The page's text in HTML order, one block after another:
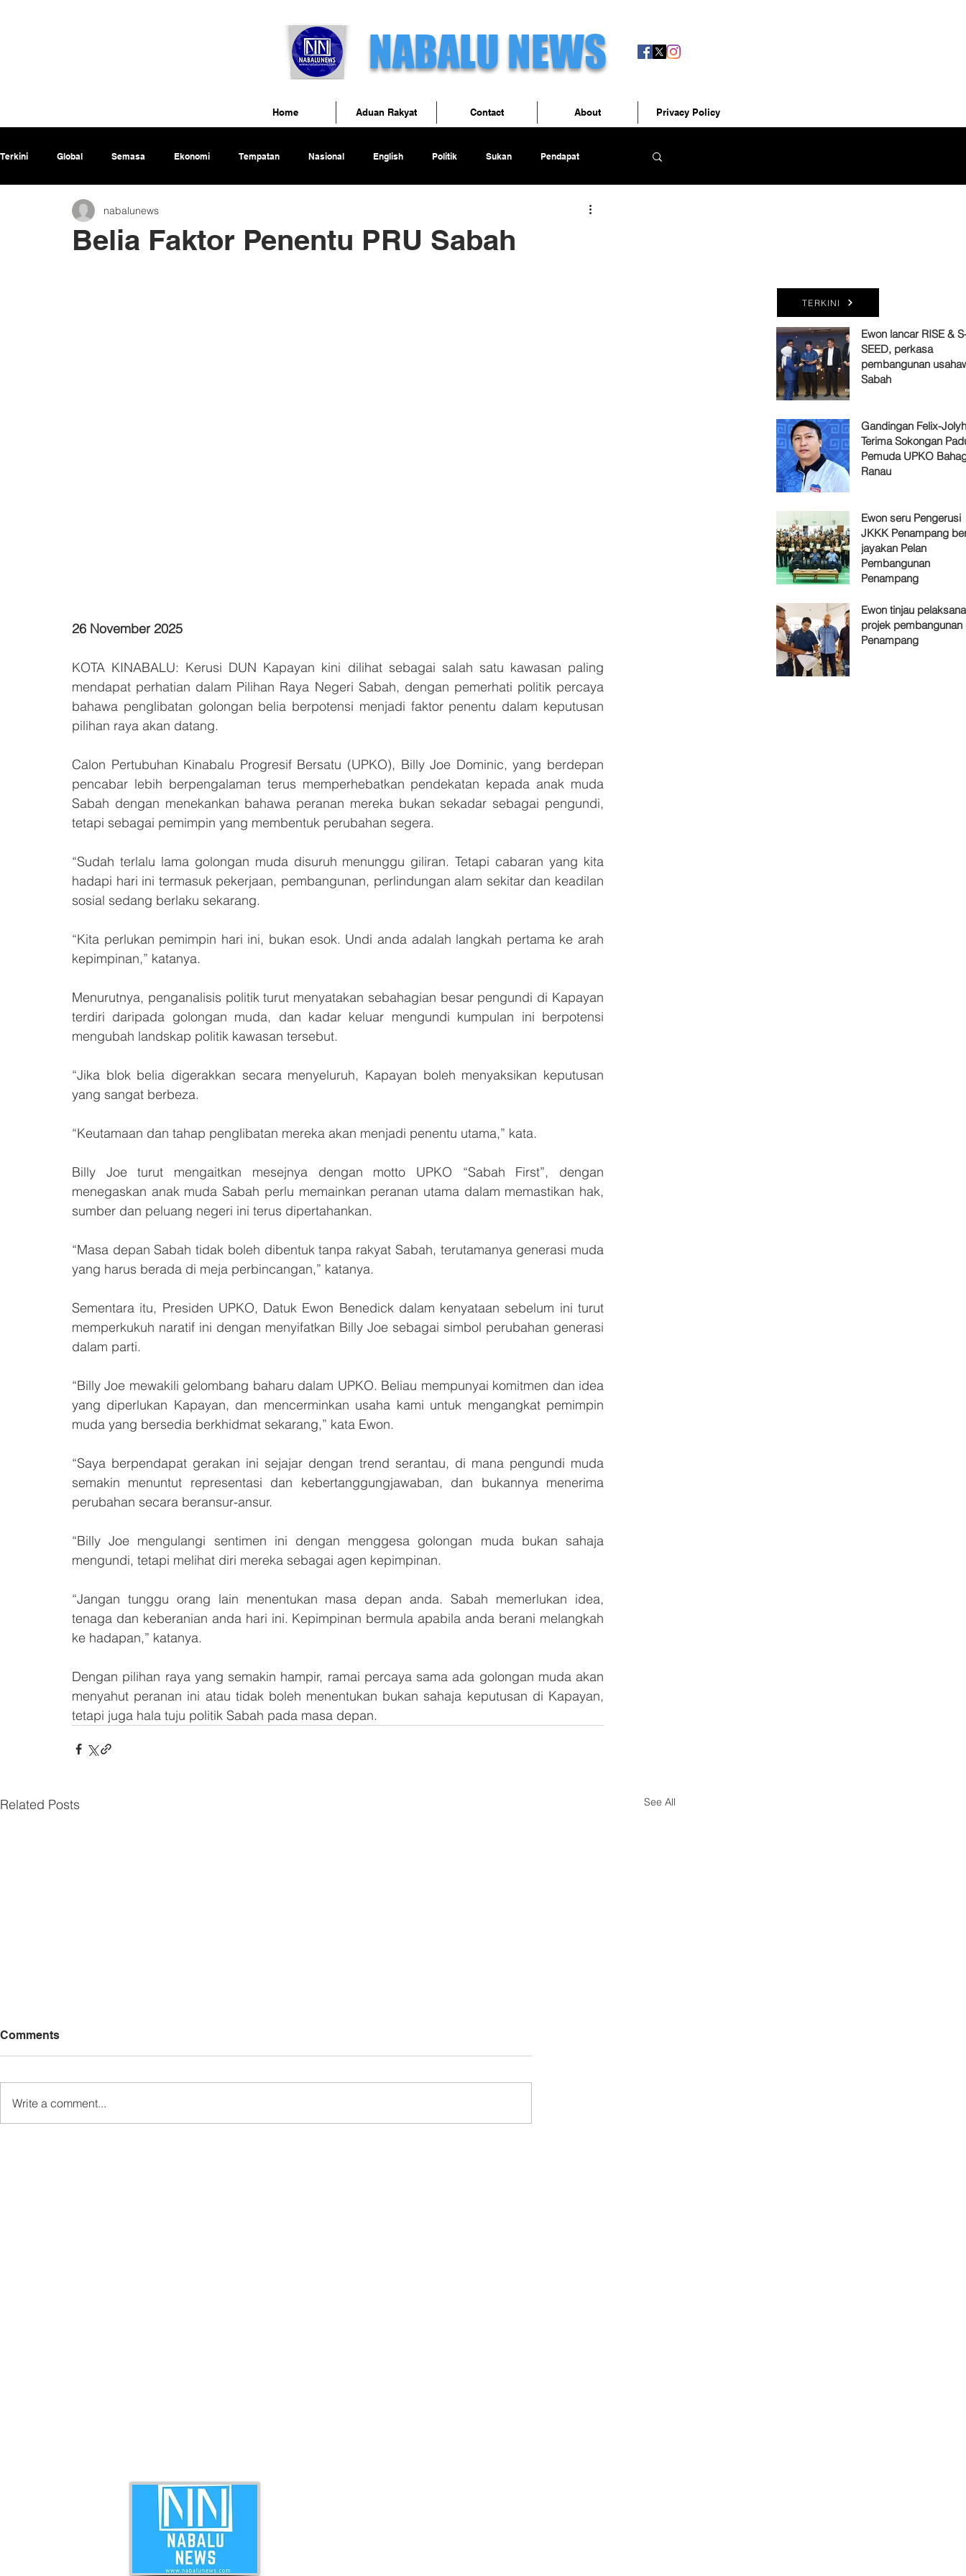
NABALU NEWS
Terkini Global Semasa Ekonomi Tempatan Nasional English Politik Sukan Pendapat
Belia Faktor Penentu PRU Sabah
nabalunews
26 November 2025
KOTA KINABALU: Kerusi DUN Kapayan kini dilihat sebagai salah satu kawasan paling
mendapat perhatian dalam Pilihan Raya Negeri Sabah, dengan pemerhati politik percaya
bahawa penglibatan golongan belia berpotensi menjadi faktor penentu dalam keputusan
pilihan raya akan datang.
Calon Pertubuhan Kinabalu Progresif Bersatu (UPKO), Billy Joe Dominic, yang berdepan
pencabar lebih berpengalaman terus memperhebatkan pendekatan kepada anak muda
Sabah dengan menekankan bahawa peranan mereka bukan sekadar sebagai pengundi,
tetapi sebagai pemimpin yang membentuk perubahan segera.
“Sudah terlalu lama golongan muda disuruh menunggu giliran. Tetapi cabaran yang kita
hadapi hari ini termasuk pekerjaan, pembangunan, perlindungan alam sekitar dan keadilan
sosial sedang berlaku sekarang.
“Kita perlukan pemimpin hari ini, bukan esok. Undi anda adalah langkah pertama ke arah
kepimpinan,” katanya.
Menurutnya, penganalisis politik turut menyatakan sebahagian besar pengundi di Kapayan
terdiri daripada golongan muda, dan kadar keluar mengundi kumpulan ini berpotensi
mengubah landskap politik kawasan tersebut.
“Jika blok belia digerakkan secara menyeluruh, Kapayan boleh menyaksikan keputusan
yang sangat berbeza.
“Keutamaan dan tahap penglibatan mereka akan menjadi penentu utama,” kata.
Billy Joe turut mengaitkan mesejnya dengan motto UPKO “Sabah First”, dengan
menegaskan anak muda Sabah perlu memainkan peranan utama dalam memastikan hak,
sumber dan peluang negeri ini terus dipertahankan.
“Masa depan Sabah tidak boleh dibentuk tanpa rakyat Sabah, terutamanya generasi muda
yang harus berada di meja perbincangan,” katanya.
Sementara itu, Presiden UPKO, Datuk Ewon Benedick dalam kenyataan sebelum ini turut
memperkukuh naratif ini dengan menyifatkan Billy Joe sebagai simbol perubahan generasi
dalam parti.
“Billy Joe mewakili gelombang baharu dalam UPKO. Beliau mempunyai komitmen dan idea
yang diperlukan Kapayan, dan mencerminkan usaha kami untuk mengangkat pemimpin
muda yang bersedia berkhidmat sekarang,” kata Ewon.
“Saya berpendapat gerakan ini sejajar dengan trend serantau, di mana pengundi muda
semakin menuntut representasi dan kebertanggungjawaban, dan bukannya menerima
perubahan secara beransur-ansur.
“Billy Joe mengulangi sentimen ini dengan menggesa golongan muda bukan sahaja
mengundi, tetapi melihat diri mereka sebagai agen kepimpinan.
“Jangan tunggu orang lain menentukan masa depan anda. Sabah memerlukan idea,
tenaga dan keberanian anda hari ini. Kepimpinan bermula apabila anda berani melangkah
ke hadapan,” katanya.
Dengan pilihan raya yang semakin hampir, ramai percaya sama ada golongan muda akan
menyahut peranan ini atau tidak boleh menentukan bukan sahaja keputusan di Kapayan,
tetapi juga hala tuju politik Sabah pada masa depan.
Related Posts See All
Comments
Write a comment...
TERKINI
Ewon lancar RISE &
SEED, perkasa
pembangunan
Sabah
Gandingan Felix-
Terima Sokongan
Pemuda UPKO
Ranau
Ewon seru Pengerusi
JKKK Penampang
jayakan Pelan
Pembangunan
Penampang
Ewon tinjau
projek pembangunan
Penampang
Home Aduan Rakyat Contact About Privacy Policy